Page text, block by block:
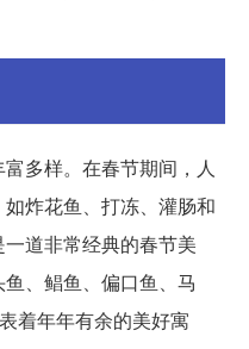
多样。在春节期间，人
炸花鱼、打冻、灌肠和
道非常经典的春节美
、鲳鱼、偏口鱼、马
着年年有余的美好寓